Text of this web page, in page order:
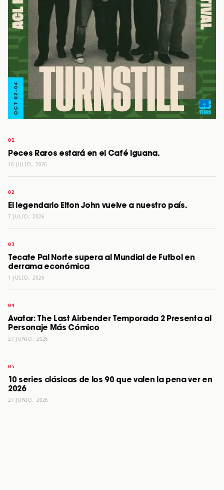
Peces Raros estará en el Café Iguana.
16 JULIO, 2026
El legendario Elton John vuelve a nuestro país.
7 JULIO, 2026
Tecate Pal Norte supera al Mundial de Futbol en
derrama económica
1 JULIO, 2026
Avatar: The Last Airbender Temporada 2 Presenta al
Personaje Más Cómico
27 JUNIO, 2026
10 series clásicas de los 90 que valen la pena ver en
2026
27 JUNIO, 2026